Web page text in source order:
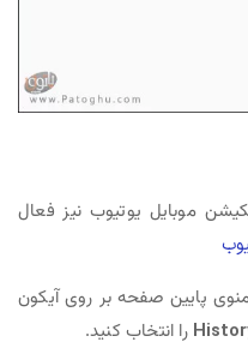
موبایل یوتیوب نیز فعال
منوی پایین صفحه بر روی آیکون
را انتخاب کنید.